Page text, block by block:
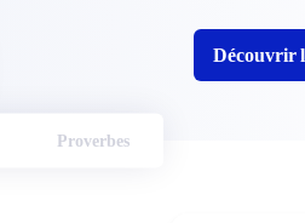
Découvrir
Proverbes